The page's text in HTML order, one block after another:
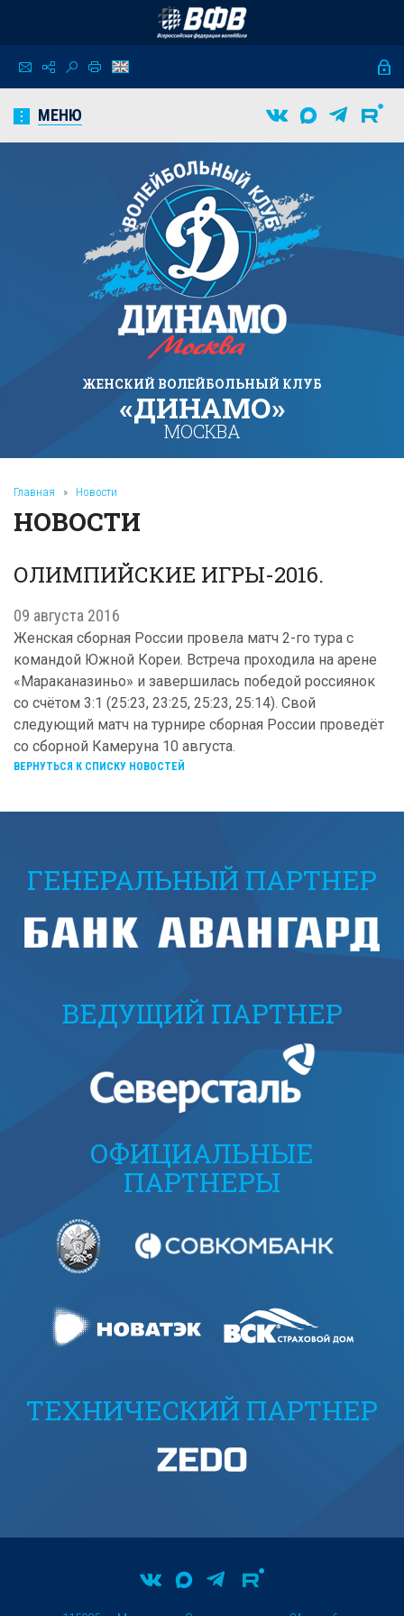
МЕНЮ
ЖЕНСКИЙ ВОЛЕЙБОЛЬНЫЙ КЛУБ
«ДИНАМО»
МОСКВА
Главная » Новости
НОВОСТИ
ОЛИМПИЙСКИЕ ИГРЫ-2016.
09 августа 2016
Женская сборная России провела матч 2-го тура с
командой Южной Кореи. Встреча проходила на арене
«Мараканазиньо» и завершилась победой россиянок
со счётом 3:1 (25:23, 23:25, 25:23, 25:14). Свой
следующий матч на турнире сборная России проведёт
со сборной Камеруна 10 августа.
ВЕРНУТЬСЯ К СПИСКУ НОВОСТЕЙ
ГЕНЕРАЛЬНЫЙ ПАРТНЕР
ВЕДУЩИЙ ПАРТНЕР
ОФИЦИАЛЬНЫЕ
ПАРТНЕРЫ
ТЕХНИЧЕСКИЙ ПАРТНЕР